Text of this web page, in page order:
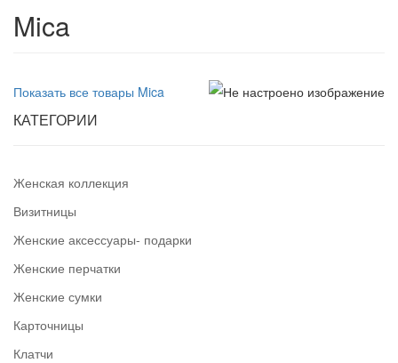
Mica
Показать все товары Mica
КАТЕГОРИИ
Женская коллекция
Визитницы
Женские аксессуары- подарки
Женские перчатки
Женские сумки
Карточницы
Клатчи